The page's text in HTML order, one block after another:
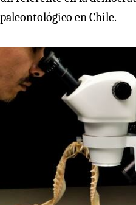
paleontológico en Chile.